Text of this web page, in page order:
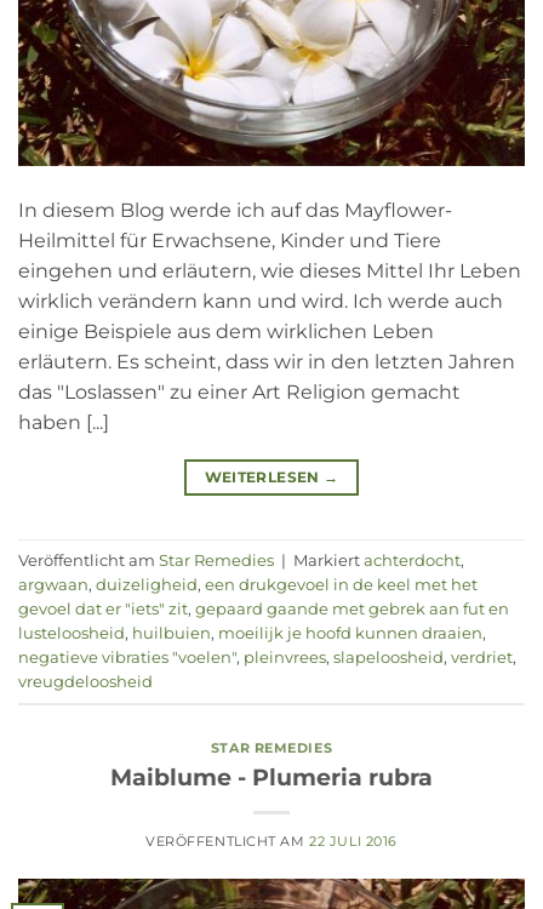
In diesem Blog werde ich auf das Mayflower-
Heilmittel für Erwachsene, Kinder und Tiere
eingehen und erläutern, wie dieses Mittel Ihr Leben
wirklich verändern kann und wird. Ich werde auch
einige Beispiele aus dem wirklichen Leben
erläutern. Es scheint, dass wir in den letzten Jahren
das "Loslassen" zu einer Art Religion gemacht
haben [...]
WEITERLESEN →
Veröffentlicht am Star Remedies | Markiert achterdocht,
argwaan, duizeligheid, een drukgevoel in de keel met het
gevoel dat er "iets" zit, gepaard gaande met gebrek aan fut en
lusteloosheid, huilbuien, moeilijk je hoofd kunnen draaien,
negatieve vibraties "voelen", pleinvrees, slapeloosheid, verdriet,
vreugdeloosheid
STAR REMEDIES
Maiblume - Plumeria rubra
VERÖFFENTLICHT AM22 JULI 2016